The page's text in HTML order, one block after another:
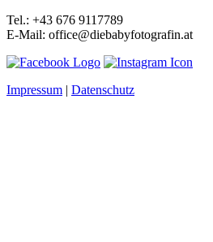
Tel.: +43 676 9117789
E-Mail: office@diebabyfotografin.at
Impressum | Datenschutz